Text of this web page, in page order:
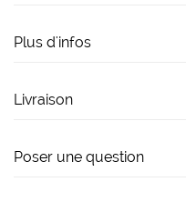
Plus d'infos
Livraison
Poser une question